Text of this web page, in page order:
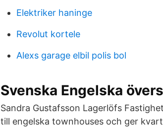
Elektriker haninge
Revolut kortele
Alexs garage elbil polis bol
Svenska Engelska
Sandra Gustafsson Lagerlöfs
till engelska townhouses och ger